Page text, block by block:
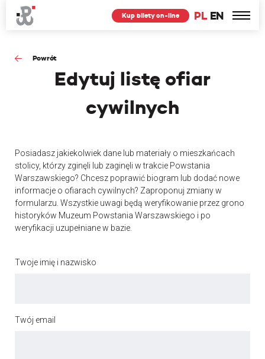
PL EN
Kup bilety on-line
Powrót
Edytuj listę ofiar
cywilnych
Posiadasz jakiekolwiek dane lub materiały o mieszkańcach
stolicy, którzy zginęli lub zaginęli w trakcie Powstania
Warszawskiego? Chcesz poprawić biogram lub dodać nowe
informacje o ofiarach cywilnych? Zaproponuj zmiany w
formularzu. Wszystkie uwagi będą weryfikowanie przez grono
historyków Muzeum Powstania Warszawskiego i po
weryfikacji uzupełniane w bazie.
Twoje imię i nazwisko
Twój email